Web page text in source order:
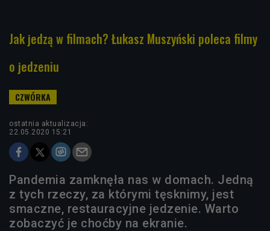
Jak jedzą w filmach? Łukasz Muszyński poleca filmy
o jedzeniu
ostatnia aktualizacja:
22.05.2020 15:21
Pandemia zamknęła nas w domach. Jedną
z tych rzeczy, za którymi tęsknimy, jest
smaczne, restauracyjne jedzenie. Warto
zobaczyć je choćby na ekranie.